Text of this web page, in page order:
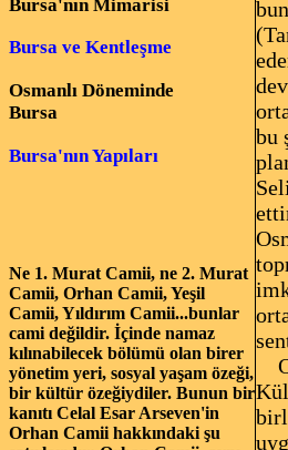
Bursa'nın Mimarisi
Bursa ve Kentleşme
Osmanlı Döneminde
Bursa
Bursa'nın Yapıları
Ne 1. Murat Camii, ne 2. Murat
Camii, Orhan Camii, Yeşil
Camii, Yıldırım Camii...bunlar
cami değildir. İçinde namaz
kılınabilecek bölümü olan birer
yönetim yeri, sosyal yaşam özeği,
bir kültür özeğiydiler. Bunun bir
kanıtı Celal Esar Arseven'in
Orhan Camii hakkındaki şu
bu